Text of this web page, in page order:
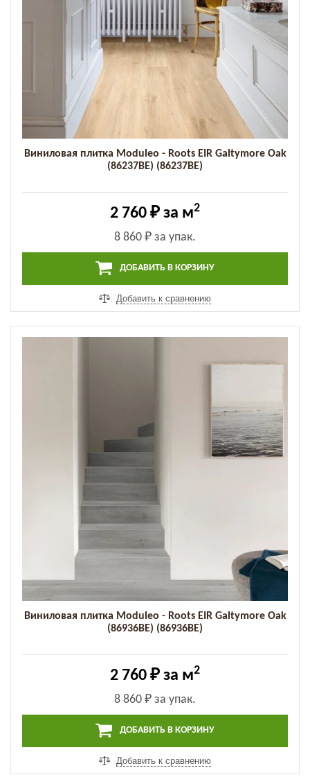
Виниловая плитка Moduleo - Roots EIR Galtymore Oak
(86237BE) (86237BE)
2 760 ₽ за м2
8 860 ₽ за упак.
ДОБАВИТЬ В КОРЗИНУ
Добавить к сравнению
Виниловая плитка Moduleo - Roots EIR Galtymore Oak
(86936BE) (86936BE)
2 760 ₽ за м2
8 860 ₽ за упак.
ДОБАВИТЬ В КОРЗИНУ
Добавить к сравнению